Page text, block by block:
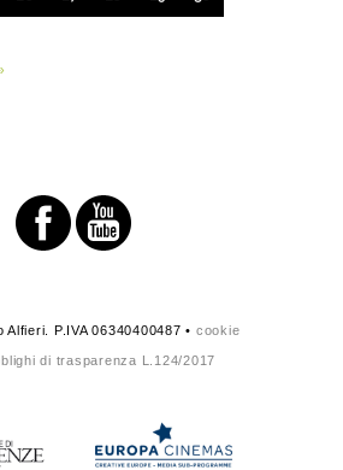
P.IVA 06340400487 • cookie
di trasparenza L.124/2017